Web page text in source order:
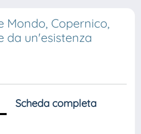
Mondo, Copernico,
da un'esistenza
Scheda completa